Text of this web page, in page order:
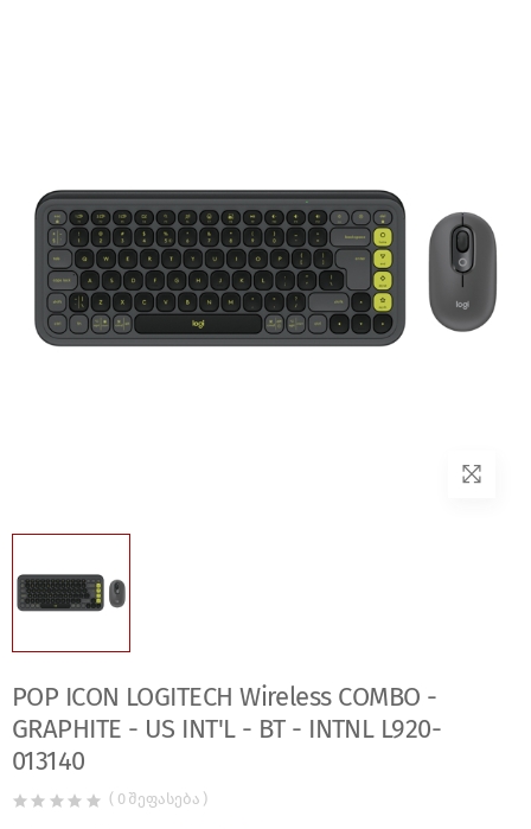
POP ICON LOGITECH Wireless COMBO -
GRAPHITE - US INT'L - BT - INTNL L920-
013140
( 0 შეფასება )